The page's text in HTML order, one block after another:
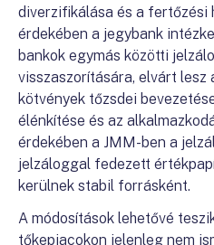
diverzifikálása és a fertőzési
érdekében a jegybank
bankok egymás közötti
visszaszorítására, elvárt
kötvények tőzsdei
élénkítése és az
érdekében a JMM-ben a
jelzáloggal fedezett
kerülnek stabil forrásként.
A módosítások lehetővé
tőkepiacokon jelenleg nem